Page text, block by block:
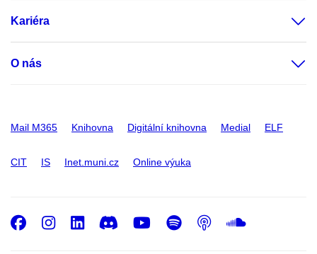
Kariéra
O nás
Mail M365 Knihovna Digitální knihovna Medial ELF
CIT IS Inet.muni.cz Online výuka
Facebook
Instagram
LinkedIn
DiscordYoutube
Spotify
Podcast